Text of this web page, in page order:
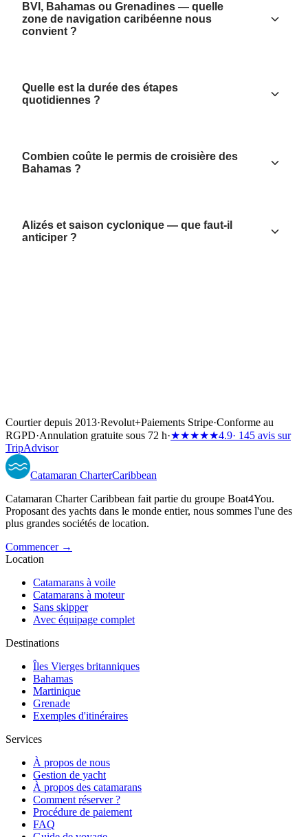
BVI, Bahamas ou Grenadines — quelle
zone de navigation caribéenne nous
convient ?
Quelle est la durée des étapes
quotidiennes ?
Combien coûte le permis de croisière des
Bahamas ?
Alizés et saison cyclonique — que faut-il
anticiper ?
Courtier depuis 2013·Revolut+Paiements Stripe·Conforme au
RGPD·Annulation gratuite sous 72 h·★★★★★4.9· 145 avis sur
TripAdvisor
Catamaran CharterCaribbean
Catamaran Charter Caribbean fait partie du groupe Boat4You.
Proposant des yachts dans le monde entier, nous sommes l'une des
plus grandes sociétés de location.
Commencer →
Location
Catamarans à voile
Catamarans à moteur
Sans skipper
Avec équipage complet
Destinations
Îles Vierges britanniques
Bahamas
Martinique
Grenade
Exemples d'itinéraires
Services
À propos de nous
Gestion de yacht
À propos des catamarans
Comment réserver ?
Procédure de paiement
FAQ